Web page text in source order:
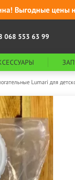
Выгодные
068 553 63 99
Lumari для